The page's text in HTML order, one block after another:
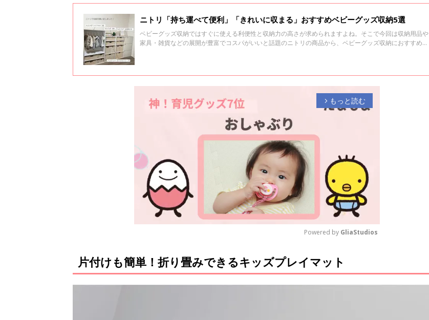
ニトリ「持ち運べて便利」「きれいに収まる」おすすめベビーグッズ収納5選
ベビーグッズ収納ではすぐに使える利便性と収納力の高さが求められますよね。そこで今回は収納用品や
家具・雑貨などの展開が豊富でコスパがいいと話題のニトリの商品から、ベビーグッズ収納におすすめの
arrow_forward_ios もっと読む
M
u
Powered by GliaStudios
片付けも簡単！折り畳みできるキッズプレイマット